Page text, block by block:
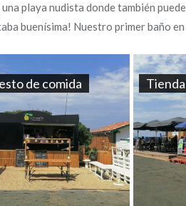
playa nudista donde también
buenísima! Nuestro primer baño
de comida